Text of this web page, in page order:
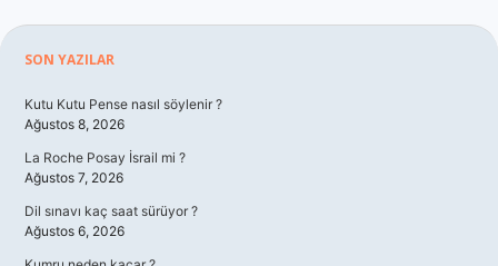
Sidebar
SON YAZILAR
Kutu Kutu Pense nasıl söylenir ?
Ağustos 8, 2026
La Roche Posay İsrail mi ?
Ağustos 7, 2026
Dil sınavı kaç saat sürüyor ?
Ağustos 6, 2026